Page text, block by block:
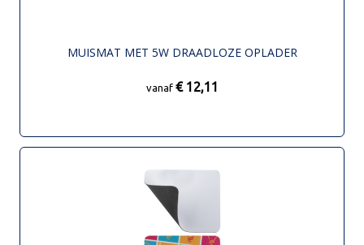
MUISMAT MET 5W DRAADLOZE OPLADER
vanaf € 12,11